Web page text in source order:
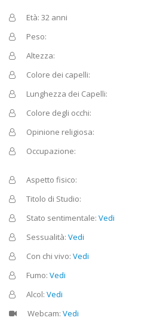
Età: 32 anni
Peso:
Altezza:
Colore dei capelli:
Lunghezza dei Capelli:
Colore degli occhi:
Opinione religiosa:
Occupazione:
Aspetto fisico:
Titolo di Studio:
Stato sentimentale: Vedi
Sessualità: Vedi
Con chi vivo: Vedi
Fumo: Vedi
Alcol: Vedi
Webcam: Vedi